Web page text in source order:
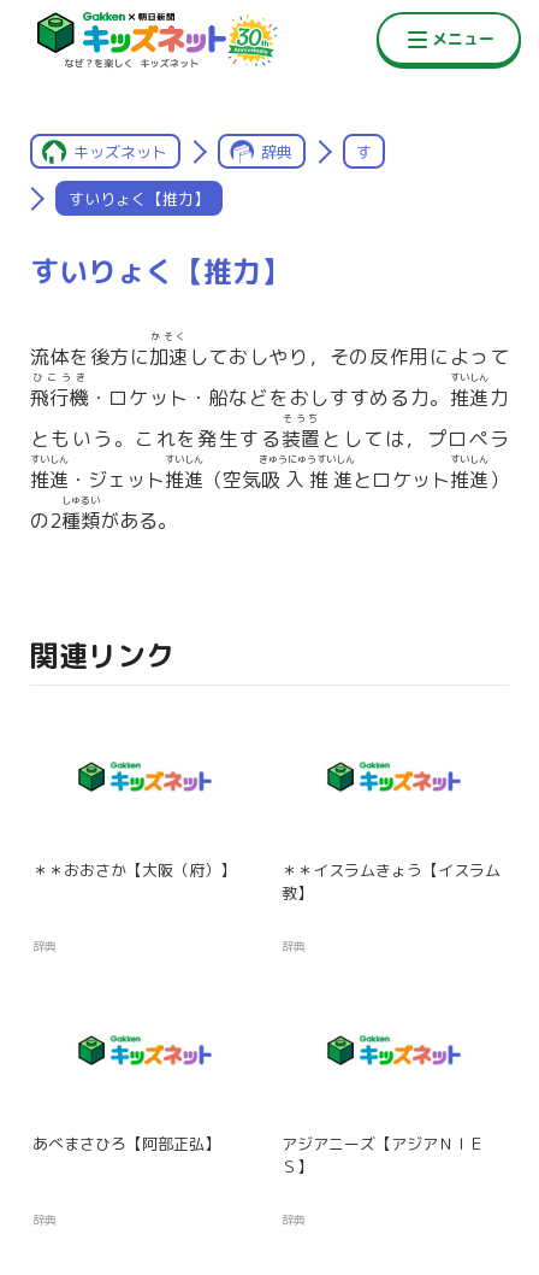
キッズネット 辞典 す
すいりょく【推力】
すいりょく【推力】
流体を後方に加速
かそく
しておしやり，その反作用によって
飛行機
ひこうき
・ロケット・船などをおしすすめる力。 推進
すいしん
力
ともいう。これを発生する装置
そうち
としては，プロペラ
推進
すいしん
・ジェット推進
すいしん
（空気吸入推進
きゅうにゅうすいしん
とロケット推進
すいしん
）
の2種類
しゅるい
がある。
関連リンク
＊＊おおさか【大阪（府）】
辞典
＊＊イスラムきょう【イスラム
教】
辞典
あべまさひろ【阿部正弘】
辞典
アジアニーズ【アジアＮＩＥ
Ｓ】
辞典